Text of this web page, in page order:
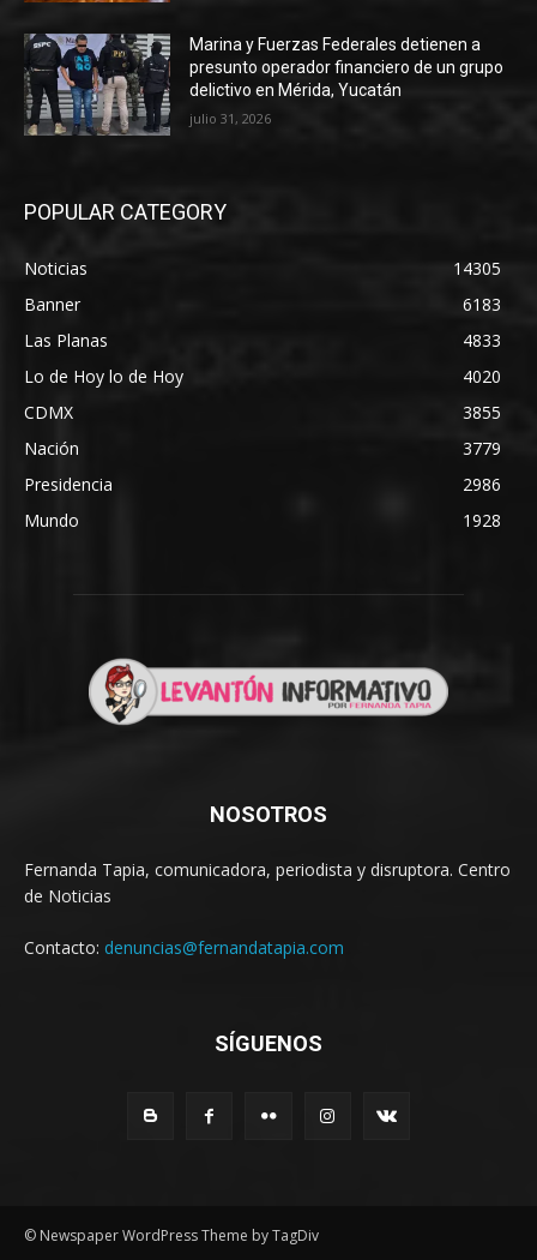
Marina y Fuerzas Federales detienen a
presunto operador financiero de un grupo
delictivo en Mérida, Yucatán
julio 31, 2026
POPULAR CATEGORY
Noticias
14305
Banner
6183
Las Planas
4833
Lo de Hoy lo de Hoy
4020
CDMX
3855
Nación
3779
Presidencia
2986
Mundo
1928
NOSOTROS
Fernanda Tapia, comunicadora, periodista y disruptora. Centro
de Noticias
Contacto: denuncias@fernandatapia.com
SÍGUENOS
© Newspaper WordPress Theme by TagDiv